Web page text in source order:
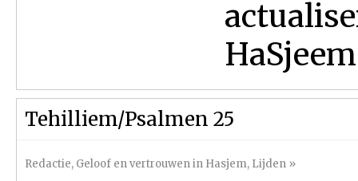
Tehilliem/Psalmen 25
Redactie, Geloof en vertrouwen in Hasjem, Lijden »